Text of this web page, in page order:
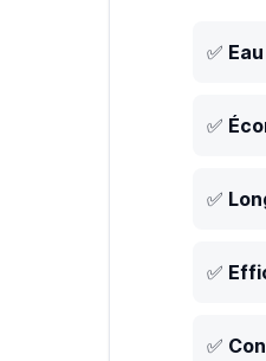
✅
✅
✅
✅
✅